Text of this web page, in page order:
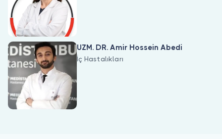
Doktor musunuz?
UZM. DR. Amir Hossein Abedi
İç Hastalıkları